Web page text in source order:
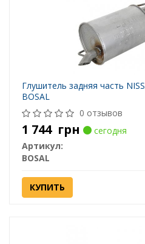
Глушитель задняя часть
BOSAL
0 отзывов
1 744 грн
сегодня
Артикул:
BOSAL
КУПИТЬ